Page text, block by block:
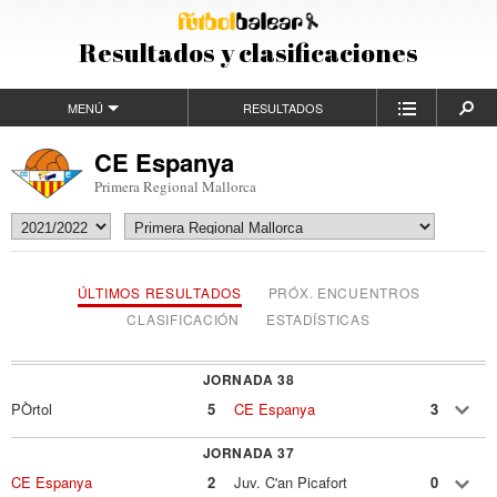
Resultados y clasificaciones
MENÚ RESULTADOS
CE Espanya
Primera Regional Mallorca
ÚLTIMOS RESULTADOS
PRÓX. ENCUENTROS
CLASIFICACIÓN
ESTADÍSTICAS
JORNADA 38
PÒrtol 5 CE Espanya 3
JORNADA 37
CE Espanya 2 Juv. C'an Picafort 0